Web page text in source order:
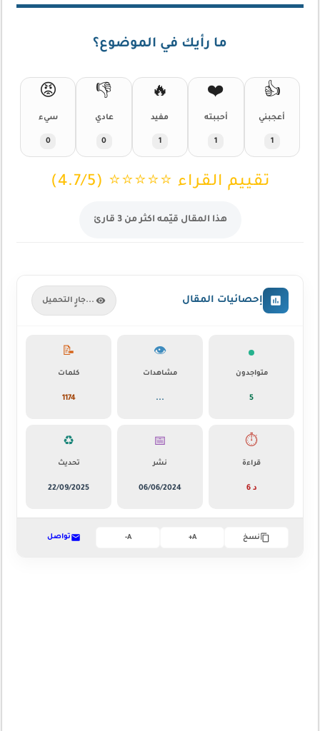
ما رأيك في الموضوع؟
👍
أعجبني
1
❤️
أحببته
1
🔥
مفيد
1
👎
عادي
0
😡
سيء
0
تقييم القراء ⭐⭐⭐⭐⭐ (4.7/5)
هذا المقال قيّمه اكثر من 3 قارئ
إحصائيات المقال جارٍ التحميل...
متواجدون
6
👁️
مشاهدات
...
📝
كلمات
1174
⏱️
قراءة
6 د
📅
نشر
06/06/2024
♻️
تحديث
22/09/2025
نسخ A+
A- تواصل